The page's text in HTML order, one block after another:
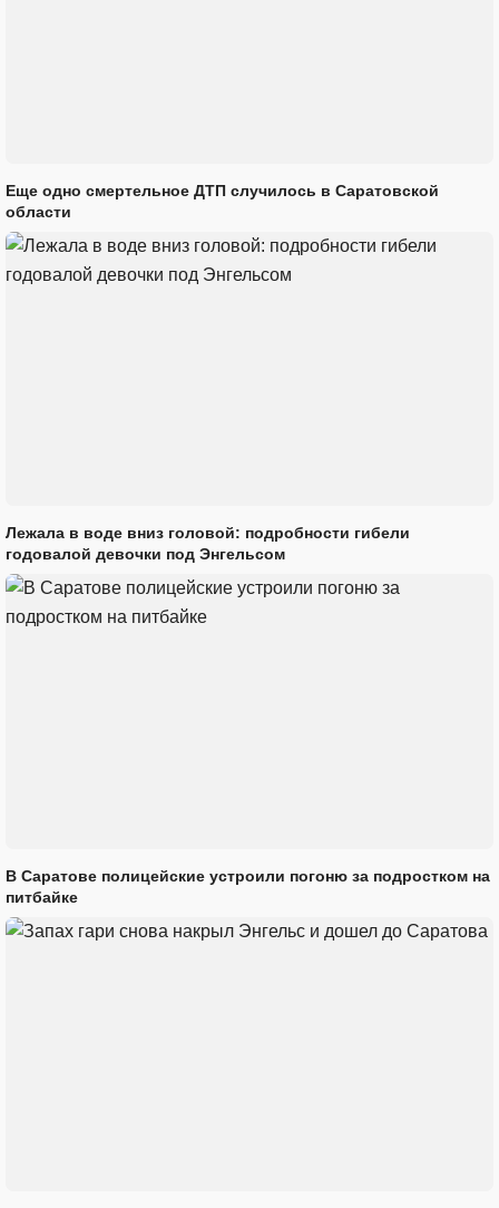
Еще одно смертельное ДТП случилось в Саратовской
области
Лежала в воде вниз головой: подробности гибели
годовалой девочки под Энгельсом
В Саратове полицейские устроили погоню за подростком на
питбайке